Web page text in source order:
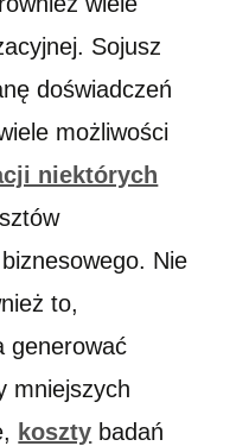
Sojusz
doświadczeń
możliwości
niektórych
Nie
to,
generować
mniejszych
koszty badań